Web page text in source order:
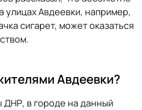
улицах Авдеевки, например,
сигарет, может оказаться
Авдеевки?
ДНР, в городе на данный